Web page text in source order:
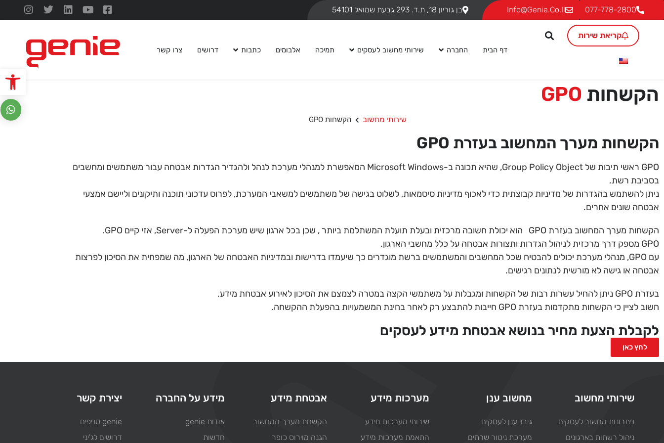
פתח
077-778-2800
Info@genie.co.il בן גוריון 18, ת.ד. 293 גבעת שמואל 54101
קריאת שירות
דף הבית החברה שירותי מחשוב לעסקים תמיכה אלבומים כתבות דרושים צרו קשר
הקשחות GPO
שירותי מחשוב הקשחות GPO
הקשחות מערך המחשוב בעזרת GPO
GPO ראשי תיבות של Group Policy Object, שהיא תכונה ב-Microsoft Windows המאפשרת למנהלי מערכת לנהל ולהגדיר הגדרות אבטחה עבור משתמשים ומחשבים
בסביבת רשת.
ניתן להשתמש בהגדרות של מדיניות קבוצתית כדי לאכוף מדיניות סיסמאות, לשלוט בגישה של משתמשים למשאבי המערכת, לפרוס עדכוני תוכנה ותיקונים וליישם אמצעי
אבטחה שונים אחרים.
הקשחות מערך המחשוב בעזרת GPO הוא יכולת חשובה מרכזית ובעלת תועלת המשתלמת ביותר , שכן בכל ארגון שיש מערכת הפעלה ל-Server, אזי קיים GPO.
GPO מספק דרך מרכזית לניהול הגדרות ותצורות אבטחה על כלל מחשבי הארגון.
עם GPO, מנהלי מערכת יכולים להבטיח שכל המחשבים והמשתמשים ברשת מוגדרים כך שיעמדו בדרישות ובמדיניות האבטחה של הארגון, מה שמפחית את הסיכון לפרצות
אבטחה או גישה לא מורשית לנתונים רגישים.
בעזרת GPO ניתן להחיל עשרות רבות של הקשחות ומגבלות על משתמשי הקצה במטרה לצמצם את הסיכון לאירוע אבטחת מידע.
חשוב לציין כי הקשחות מתקדמות בעזרת GPO חייבות להתבצע רק לאחר בחינת המשמעויות בהפעלת ההקשחה.
לקבלת הצעת מחיר בנושא אבטחת מידע לעסקים
לחץ כאן
שירותי מחשוב
פתרונות מחשוב לעסקים
ניהול רשתות בארגונים
מחשוב ענן
גיבוי ענן לעסקים
מערכת ניטור שרתים
מערכות מידע
שירותי מערכות מידע
התאמת מערכות מידע
אבטחת מידע
הקשחת מערך המחשוב
הגנה מוירוס כופר
מידע על החברה
אודות genie
חדשות
יצירת קשר
genie סניפים
דרושים לג'יני